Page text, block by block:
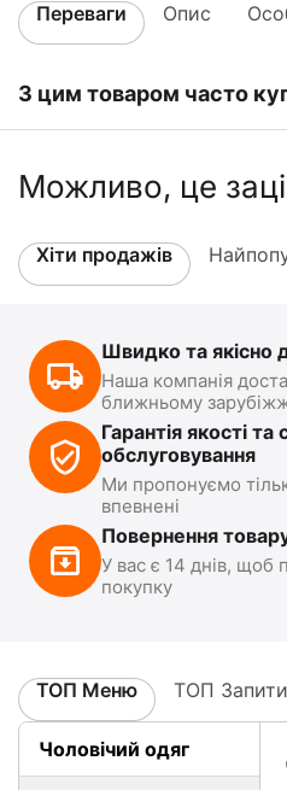
Переваги Опис
З цим товаром часто
Можливо, це
Хіти продажів
Швидко та якісно
Наша компанія
ближньому
Гарантія якості та
обслуговування
Ми пропонуємо
впевнені
Повернення
У вас є 14 днів, щоб
покупку
ТОП Меню ТОП Запити
Чоловічий одяг